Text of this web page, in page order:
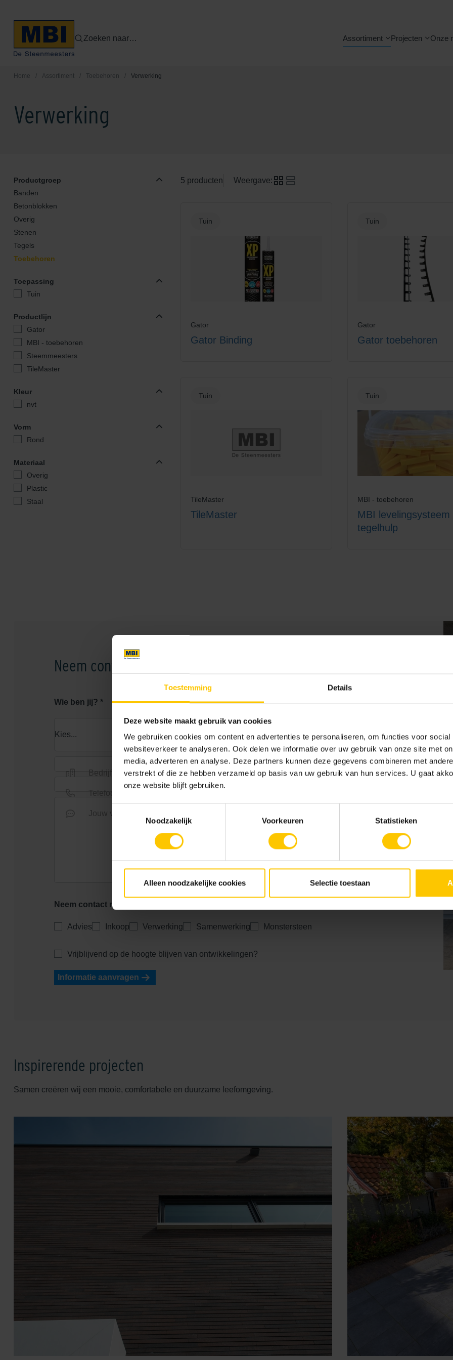
Toestemming Details
Deze website maakt gebruik van cookies
We gebruiken cookies om content en advertenties te personaliseren, om functies voor
websiteverkeer te analyseren. Ook delen we informatie over uw gebruik van onze site met
media, adverteren en analyse. Deze partners kunnen deze gegevens combineren met
verstrekt of die ze hebben verzameld op basis van uw gebruik van hun services. U gaat
onze website blijft gebruiken.
Noodzakelijk
Voorkeuren Statistieken
Alleen noodzakelijke cookies Selectie toestaan
Zoeken naar… Assortiment Projecten Onze
Home / Assortiment / Toebehoren / Verwerking
Verwerking
Productgroep
Banden
Betonblokken
Overig
Stenen
Tegels
Toebehoren
Toepassing
Tuin
Productlijn
Gator
MBI - toebehoren
Steemmeesters
TileMaster
Kleur
nvt
Vorm
Rond
Materiaal
Overig
Plastic
Staal
5 producten Weergave:
Tuin
Gator
Gator Binding
Tuin
Gator
Gator toebehoren
Tuin
TileMaster
TileMaster
Tuin
MBI - toebehoren
MBI levelingsysteem
tegelhulp
Neem contact op
Wie ben jij? *
Bedrijfsnaam * Contactpersoon *
Telefoonnummer
Jouw vraag *
Neem contact met me op voor: *
Advies Inkoop Verwerking Samenwerking Monstersteen
Vrijblijvend op de hoogte blijven van ontwikkelingen?
Informatie aanvragen
Inspirerende projecten
Samen creëren wij een mooie, comfortabele en duurzame leefomgeving.